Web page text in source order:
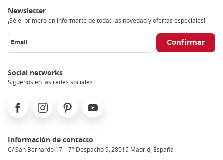
Newsletter
¡Sé el primero en informarte de todas las novedad y ofertas especiales!
Email
Social networks
Síguenos en las redes sociales
FacebookInstagramPinterest Youtube
Información de contacto
C/ San Bernardo 17 – 7º Despacho 9, 28015 Madrid, España